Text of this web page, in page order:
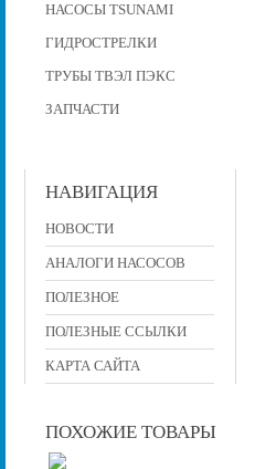
НАСОСЫ TSUNAMI
ГИДРОСТРЕЛКИ
ТРУБЫ ТВЭЛ ПЭКС
ЗАПЧАСТИ
НАВИГАЦИЯ
НОВОСТИ
АНАЛОГИ НАСОСОВ
ПОЛЕЗНОЕ
ПОЛЕЗНЫЕ ССЫЛКИ
КАРТА САЙТА
ПОХОЖИЕ ТОВАРЫ